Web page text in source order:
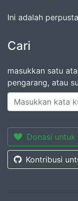
Ini adalah
Cari
masukkan satu
pengarang, atau
Donasi untuk
Kontribusi